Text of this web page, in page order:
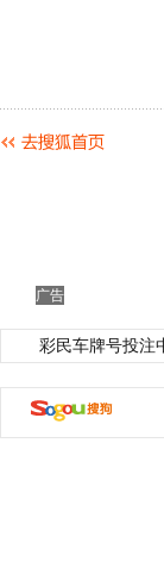
广告
彩民车牌号投注